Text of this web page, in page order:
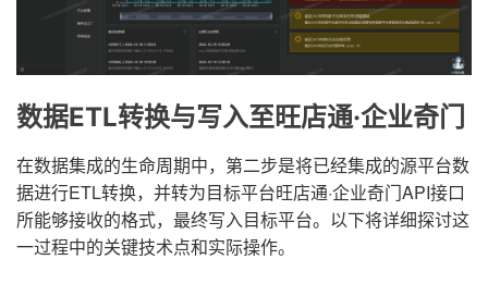
数据ETL转换与写入至旺店通·企业奇门
在数据集成的生命周期中，第二步是将已经集成的源平台数
据进行ETL转换，并转为目标平台旺店通·企业奇门API接口
所能够接收的格式，最终写入目标平台。以下将详细探讨这
一过程中的关键技术点和实际操作。